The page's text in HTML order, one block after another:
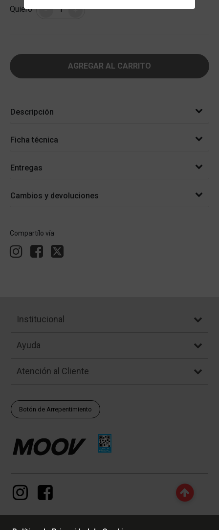
Quiero -
Cantidad +
AGREGAR AL CARRITO
Descripción
Ficha técnica
Entregas
Cambios y devoluciones
Compartílo vía
Institucional
Ayuda
Atención al Cliente
Botón de Arrepentimiento